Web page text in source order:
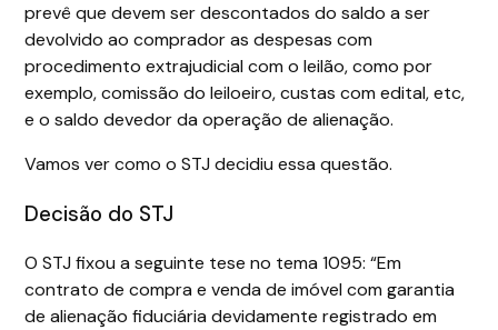
prevê que devem ser descontados do saldo a ser
devolvido ao comprador as despesas com
procedimento extrajudicial com o leilão, como por
exemplo, comissão do leiloeiro, custas com edital, etc,
e o saldo devedor da operação de alienação.
Vamos ver como o STJ decidiu essa questão.
Decisão do STJ
O STJ fixou a seguinte tese no tema 1095: “Em
contrato de compra e venda de imóvel com garantia
de alienação fiduciária devidamente registrado em